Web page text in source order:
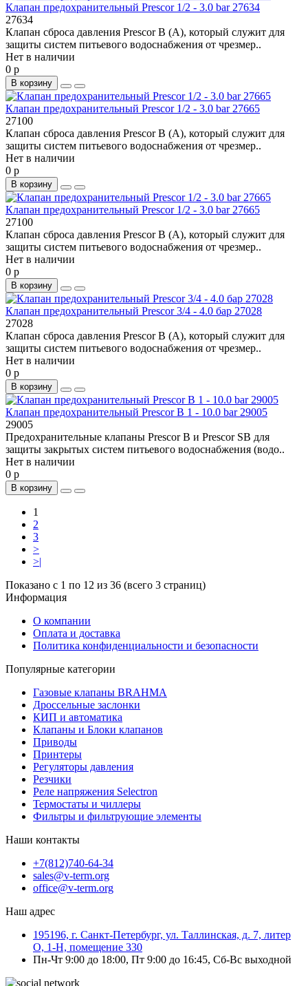
Клапан предохранительный Prescor 1/2 - 3.0 bar 27634
27634
Клапан сброса давления Prescor В (A), который служит для
защиты систем питьевого водоснабжения от чрезмер..
Нет в наличии
0 р
В корзину
Клапан предохранительный Prescor 1/2 - 3.0 bar 27665
27100
Клапан сброса давления Prescor В (A), который служит для
защиты систем питьевого водоснабжения от чрезмер..
Нет в наличии
0 р
В корзину
Клапан предохранительный Prescor 1/2 - 3.0 bar 27665
27100
Клапан сброса давления Prescor В (A), который служит для
защиты систем питьевого водоснабжения от чрезмер..
Нет в наличии
0 р
В корзину
Клапан предохранительный Prescor 3/4 - 4.0 бар 27028
27028
Клапан сброса давления Prescor В (A), который служит для
защиты систем питьевого водоснабжения от чрезмер..
Нет в наличии
0 р
В корзину
Клапан предохранительный Prescor B 1 - 10.0 bar 29005
29005
Предохранительные клапаны Prescor B и Prescor SB для
защиты закрытых систем питьевого водоснабжения (водо..
Нет в наличии
0 р
В корзину
1
2
3
>
>|
Показано с 1 по 12 из 36 (всего 3 страниц)
Информация
О компании
Оплата и доставка
Политика конфиденциальности и безопасности
Популярные категории
Газовые клапаны BRAHMA
Дроссельные заслонки
КИП и автоматика
Клапаны и Блоки клапанов
Приводы
Принтеры
Регуляторы давления
Резчики
Реле напряжения Selectron
Термостаты и чиллеры
Фильтры и фильтрующие элементы
Наши контакты
+7(812)740-64-34
sales@v-term.org
office@v-term.org
Наш адрес
195196, г. Санкт-Петербург, ул. Таллинская, д. 7, литер
О, 1-Н, помещение 330
Пн-Чт 9:00 до 18:00, Пт 9:00 до 16:45, Сб-Вс выходной